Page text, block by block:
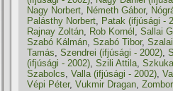
Nagy Norbert, Németh Gábor,
Palásthy Norbert, Patak (ifjúsági -
Rajnay Zoltán, Rob Kornél ,Sallai
Szabó Kálmán,Szabó Tibor,
Tamás,Szendrei (ifjúsági - 2002),
(ifjúsági - 2002),Szili Attila,
Szabolcs,Valla (ifjúsági - 2002),
Vépi Péter,Vukmir Dragan,